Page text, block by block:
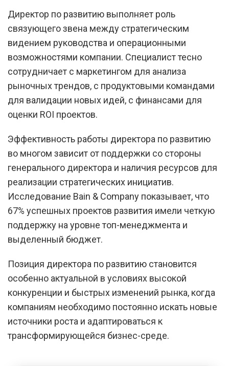
Директор по развитию выполняет роль
связующего звена между стратегическим
видением руководства и операционными
возможностями компании. Специалист тесно
сотрудничает с маркетингом для анализа
рыночных трендов, с продуктовыми командами
для валидации новых идей, с финансами для
оценки ROI проектов.
Эффективность работы директора по развитию
во многом зависит от поддержки со стороны
генерального директора и наличия ресурсов для
реализации стратегических инициатив.
Исследование Bain & Company показывает, что
67% успешных проектов развития имели четкую
поддержку на уровне топ-менеджмента и
выделенный бюджет.
Позиция директора по развитию становится
особенно актуальной в условиях высокой
конкуренции и быстрых изменений рынка, когда
компаниям необходимо постоянно искать новые
источники роста и адаптироваться к
трансформирующейся бизнес-среде.